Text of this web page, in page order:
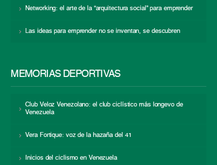
Networking: el arte de la “arquitectura social” para emprender
Las ideas para emprender no se inventan, se descubren
MEMORIAS DEPORTIVAS
Club Veloz Venezolano: el club ciclístico más longevo de
Venezuela
Vera Fortique: voz de la hazaña del 41
Inicios del ciclismo en Venezuela